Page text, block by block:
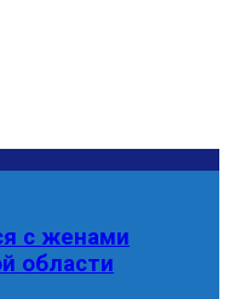
с женами
области